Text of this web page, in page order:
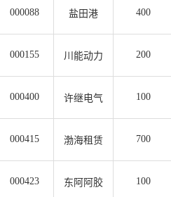
000088 盐田港 400
000155 川能动力 200
000400 许继电气 100
000415 渤海租赁 700
000423 东阿阿胶 100